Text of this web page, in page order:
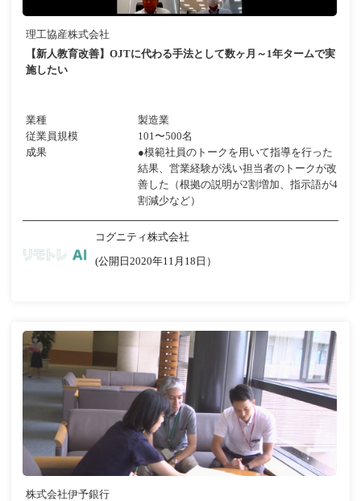
理工協産株式会社
【新人教育改善】OJTに代わる手法として数ヶ月～1年タームで実
施したい
業種
製造業
従業員規模
101〜500名
成果
●模範社員のトークを用いて指導を行った
結果、営業経験が浅い担当者のトークが改
善した（根拠の説明が2割増加、指示語が4
割減少など）
コグニティ株式会社
(公開日2020年11月18日）
株式会社伊予銀行